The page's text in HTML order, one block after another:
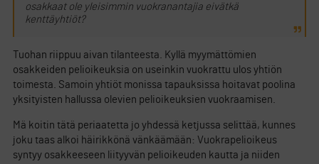
osakkaat ole yleisimmin vuokranantajia eivätkä
kenttäyhtiöt?
Tuohan riippuu aivan tilanteesta. Kyllä myymättömien
osakkeiden pelioikeuksia on useinkin vuokrattu ulos yhtiön
toimesta. Samoin yhtiöt monissa tapauksissa hoitavat poolina
yksityisten hallussa olevien pelioikeuksien vuokraamisen.
Mä koitin tätä periaatetta jo yhdessä ketjussa selittää, kunnes
joku taas alkoi häirikkönä vänkäämään: Vuokrapelioikeus
syntyy osakkeeseen liityyvän pelioikeuden kautta ja niiden